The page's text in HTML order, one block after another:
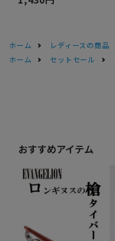
ホーム レディースの商品
ホーム
セットセール